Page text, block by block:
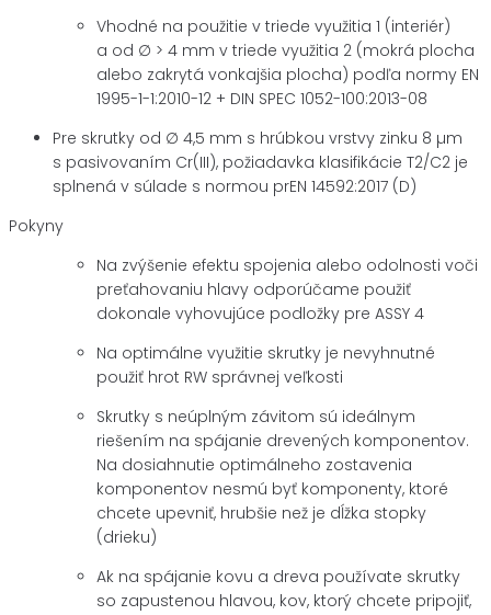
Vhodné na použitie v triede využitia 1 (interiér)
a od ∅ > 4 mm v triede využitia 2 (mokrá plocha
alebo zakrytá vonkajšia plocha) podľa normy EN
1995-1-1:2010-12 + DIN SPEC 1052-100:2013-08
Pre skrutky od ∅ 4,5 mm s hrúbkou vrstvy zinku 8 µm
s pasivovaním Cr(III), požiadavka klasifikácie T2/C2 je
splnená v súlade s normou prEN 14592:2017 (D)
Pokyny
Na zvýšenie efektu spojenia alebo odolnosti voči
preťahovaniu hlavy odporúčame použiť
dokonale vyhovujúce podložky pre ASSY 4
Na optimálne využitie skrutky je nevyhnutné
použiť hrot RW správnej veľkosti
Skrutky s neúplným závitom sú ideálnym
riešením na spájanie drevených komponentov.
Na dosiahnutie optimálneho zostavenia
komponentov nesmú byť komponenty, ktoré
chcete upevniť, hrubšie než je dĺžka stopky
(drieku)
Ak na spájanie kovu a dreva používate skrutky
so zapustenou hlavou, kov, ktorý chcete pripojiť,